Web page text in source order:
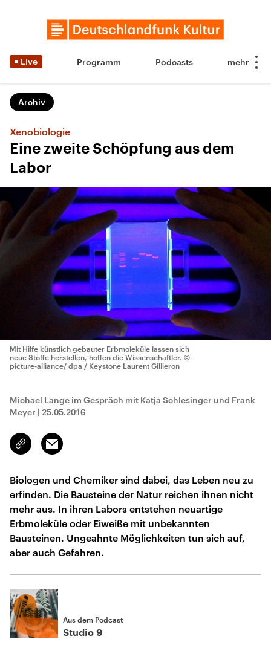
Live Programm Podcasts
Archiv
Xenobiologie
Eine zweite Schöpfung aus dem
Labor
Mit Hilfe künstlich gebauter Erbmoleküle lassen sich
neue Stoffe herstellen, hoffen die Wissenschaftler. ©
picture-alliance/ dpa / Keystone Laurent Gillieron
Michael Lange im Gespräch mit Katja Schlesinger und Frank
Meyer | 25.05.2016
Link
kopieren/teilen
Email
Biologen und Chemiker sind dabei, das Leben neu zu
erfinden. Die Bausteine der Natur reichen ihnen nicht
mehr aus. In ihren Labors entstehen neuartige
Erbmoleküle oder Eiweiße mit unbekannten
Bausteinen. Ungeahnte Möglichkeiten tun sich auf,
aber auch Gefahren.
Aus dem Podcast
Studio 9